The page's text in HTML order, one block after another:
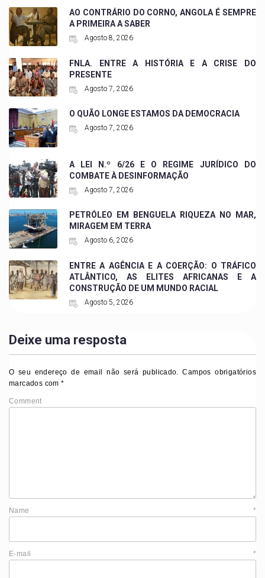
AO CONTRÁRIO DO CORNO, ANGOLA É SEMPRE
A PRIMEIRA A SABER
Agosto 8, 2026
FNLA. ENTRE A HISTÓRIA E A CRISE DO
PRESENTE
Agosto 7, 2026
O QUÃO LONGE ESTAMOS DA DEMOCRACIA
Agosto 7, 2026
A LEI N.º 6/26 E O REGIME JURÍDICO DO
COMBATE À DESINFORMAÇÃO
Agosto 7, 2026
PETRÓLEO EM BENGUELA RIQUEZA NO MAR,
MIRAGEM EM TERRA
Agosto 6, 2026
ENTRE A AGÊNCIA E A COERÇÃO: O TRÁFICO
ATLÂNTICO, AS ELITES AFRICANAS E A
CONSTRUÇÃO DE UM MUNDO RACIAL
Agosto 5, 2026
Deixe uma resposta
O seu endereço de email não será publicado. Campos obrigatórios
marcados com*
Comment
Name *
E-mail *